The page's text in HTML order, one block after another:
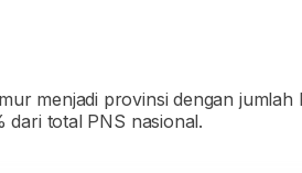
menjadi provinsi dengan jumlah
dari total PNS nasional.